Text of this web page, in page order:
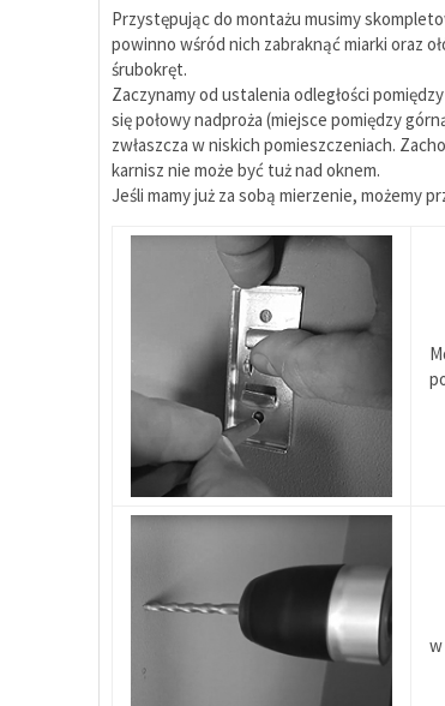
Przystępując do montażu musimy
powinno wśród nich zabraknąć miarki oraz
śrubokręt.
Zaczynamy od ustalenia odległości
się połowy nadproża (miejsce pomiędzy
zwłaszcza w niskich pomieszczeniach.
karnisz nie może być tuż nad oknem.
Jeśli mamy już za sobą mierzenie, możemy